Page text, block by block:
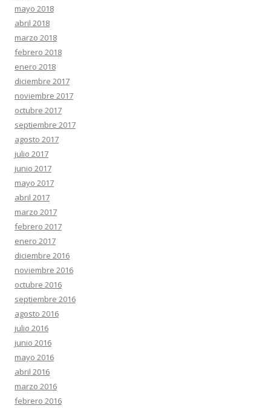
mayo 2018
abril 2018
marzo 2018
febrero 2018
enero 2018
diciembre 2017
noviembre 2017
octubre 2017
septiembre 2017
agosto 2017
julio 2017
junio 2017
mayo 2017
abril 2017
marzo 2017
febrero 2017
enero 2017
diciembre 2016
noviembre 2016
octubre 2016
septiembre 2016
agosto 2016
julio 2016
junio 2016
mayo 2016
abril 2016
marzo 2016
febrero 2016